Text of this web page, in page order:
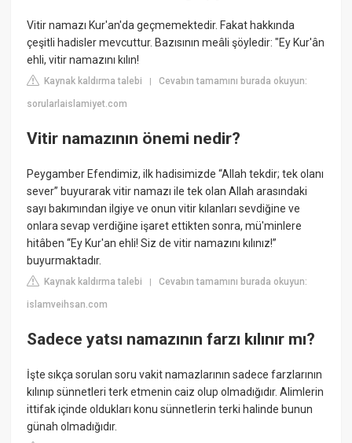
Vitir namazı Kur'an'da geçmemektedir. Fakat hakkında
çeşitli hadisler mevcuttur. Bazısının meâli şöyledir: "Ey Kur'ân
ehli, vitir namazını kılın!
Kaynak kaldırma talebi |Cevabın tamamını burada okuyun:
sorularlaislamiyet.com
Vitir namazının önemi nedir?
Peygamber Efendimiz, ilk hadisimizde “Allah tekdir; tek olanı
sever” buyurarak vitir namazı ile tek olan Allah arasındaki
sayı bakımından ilgiye ve onun vitir kılanları sevdiğine ve
onlara sevap verdiğine işaret ettikten sonra, mü'minlere
hitâben “Ey Kur'an ehli! Siz de vitir namazını kılınız!”
buyurmaktadır.
Kaynak kaldırma talebi |Cevabın tamamını burada okuyun:
islamveihsan.com
Sadece yatsı namazının farzı kılınır mı?
İşte sıkça sorulan soru vakit namazlarının sadece farzlarının
kılınıp sünnetleri terk etmenin caiz olup olmadığıdır. Alimlerin
ittifak içinde oldukları konu sünnetlerin terki halinde bunun
günah olmadığıdır.